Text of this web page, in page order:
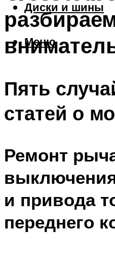
Диски и шины
Меню
Пять
статей о
Ремонт
и привода
переднего